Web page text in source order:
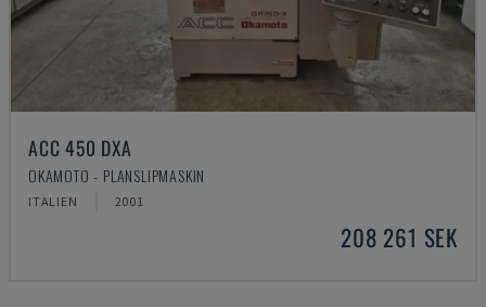
ACC 450 DXA
OKAMOTO - PLANSLIPMASKIN
ITALIEN 2001
208 261 SEK